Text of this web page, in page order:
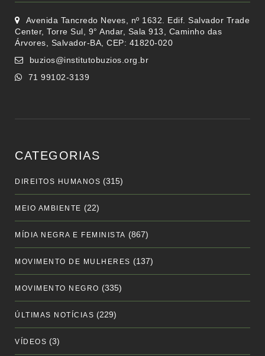
Avenida Tancredo Neves, nº 1632. Edif. Salvador Trade
Center, Torre Sul, 9° Andar, Sala 913, Caminho das
Árvores, Salvador-BA, CEP: 41820-020
buzios@institutobuzios.org.br
71 99102-3139
CATEGORIAS
DIREITOS HUMANOS (315)
MEIO AMBIENTE (22)
MÍDIA NEGRA E FEMINISTA (867)
MOVIMENTO DE MULHERES (137)
MOVIMENTO NEGRO (335)
ÚLTIMAS NOTÍCIAS (229)
VÍDEOS (3)